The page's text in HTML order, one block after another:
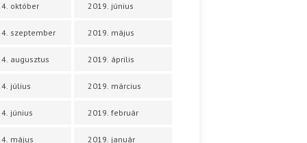
október
szeptember
augusztus
július
június
május
2019. június
2019. május
2019. április
2019. március
2019. február
2019. január